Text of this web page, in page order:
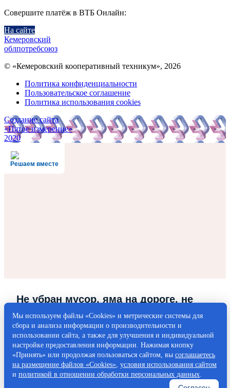
Совершите платёж в ВТБ Онлайн:
На сайте
Кемеровский
облпотребсоюз
© «Кемеровский кооперативный техникум», 2026
Политика конфиденциальности
Пользовательское соглашение
Политика использования cookies
Создание сайта
«Пятое измерение»
2020
Решаем вместе
Не убран мусор, яма на дороге, не
горит фонарь?
Столкнулись с проблемой — сообщите о ней!
Написать о проблеме
Мы используем файлы «Cookies» и метрические системы для
сбора и анализа информации о производительности и
использовании сайта, а также для улучшения и индивидуальной
настройке предоставления информации. Нажимая кнопку
«Принять» или продолжая пользоваться сайтом, вы соглашаетесь
на размещение файлов «Cookies», условия использования сайтом
и политикой в отношении обработки персональных данных.